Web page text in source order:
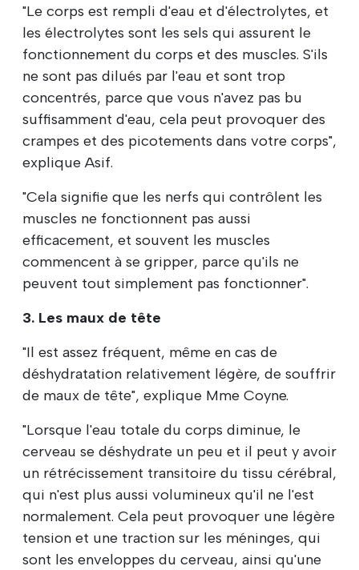
"Le corps est rempli d'eau et d'électrolytes, et
les électrolytes sont les sels qui assurent le
fonctionnement du corps et des muscles. S'ils
ne sont pas dilués par l'eau et sont trop
concentrés, parce que vous n'avez pas bu
suffisamment d'eau, cela peut provoquer des
crampes et des picotements dans votre corps",
explique Asif.
"Cela signifie que les nerfs qui contrôlent les
muscles ne fonctionnent pas aussi
efficacement, et souvent les muscles
commencent à se gripper, parce qu'ils ne
peuvent tout simplement pas fonctionner".
3. Les maux de tête
"Il est assez fréquent, même en cas de
déshydratation relativement légère, de souffrir
de maux de tête", explique Mme Coyne.
"Lorsque l'eau totale du corps diminue, le
cerveau se déshydrate un peu et il peut y avoir
un rétrécissement transitoire du tissu cérébral,
qui n'est plus aussi volumineux qu'il ne l'est
normalement. Cela peut provoquer une légère
tension et une traction sur les méninges, qui
sont les enveloppes du cerveau, ainsi qu'une